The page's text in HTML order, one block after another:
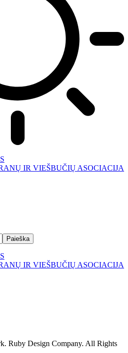
IR VIEŠBUČIŲ ASOCIACIJA
IR VIEŠBUČIŲ ASOCIACIJA
Ruby Design Company. All Rights